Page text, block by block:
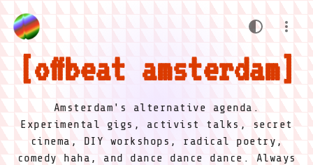
offbeat amsterdam
Amsterdam's alternative agenda.
Experimental gigs, activist talks, secret
cinema, DIY workshops, radical poetry,
comedy haha, and dance dance dance. Always